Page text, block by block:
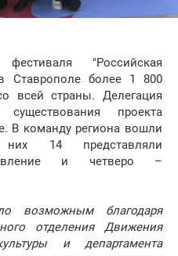
"Российская
Ставрополе более 1 800
всей страны. Делегация
проекта
В команду региона вошли
14 представляли
и четверо –
возможным благодаря
отделения Движения
и департамента